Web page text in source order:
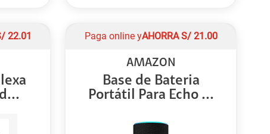
22.01 Paga online yAHORRA S/ 21.00
AMAZON
Base de Bateria
Portátil Para Echo ...